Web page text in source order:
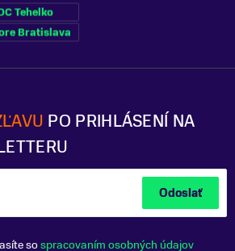
PO PRIHLÁSENÍ NA
Odoslať
sospracovaním osobných údajov
Tehelko
Bratislava